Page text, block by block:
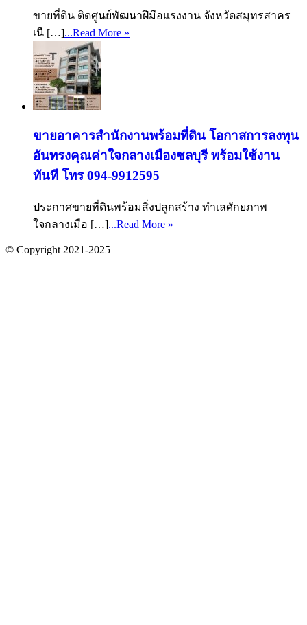
ขายที่ดิน ติดศูนย์พัฒนาฝีมือแรงงาน จังหวัดสมุทรสาคร
เนื […]...Read More »
ขายอาคารสำนักงานพร้อมที่ดิน โอกาสการลงทุน
อันทรงคุณค่าใจกลางเมืองชลบุรี พร้อมใช้งาน
ทันที โทร 094-9912595
ประกาศขายที่ดินพร้อมสิ่งปลูกสร้าง ทำเลศักยภาพ
ใจกลางเมือ […]...Read More »
© Copyright 2021-2025